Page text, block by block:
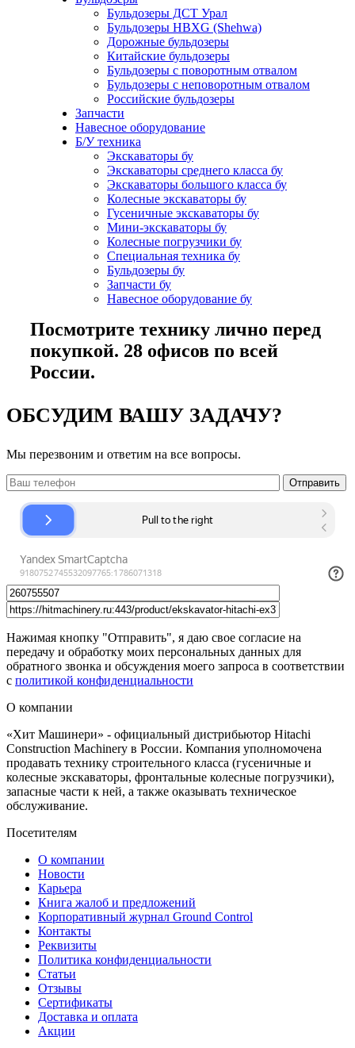
Бульдозеры ДСТ Урал
Бульдозеры HBXG (Shehwa)
Дорожные бульдозеры
Китайские бульдозеры
Бульдозеры с поворотным отвалом
Бульдозеры с неповоротным отвалом
Российские бульдозеры
Запчасти
Навесное оборудование
Б/У техника
Экскаваторы бу
Экскаваторы среднего класса бу
Экскаваторы большого класса бу
Колесные экскаваторы бу
Гусеничные экскаваторы бу
Мини-экскаваторы бу
Колесные погрузчики бу
Специальная техника бу
Бульдозеры бу
Запчасти бу
Навесное оборудование бу
Посмотрите технику лично перед
покупкой. 28 офисов по всей
России.
ОБСУДИМ ВАШУ ЗАДАЧУ?
Мы перезвоним и ответим на все вопросы.
Нажимая кнопку "Отправить", я даю свое согласие на
передачу и обработку моих персональных данных для
обратного звонка и обсуждения моего запроса в соответствии
с политикой конфиденциальности
О компании
«Хит Машинери» - официальный дистрибьютор Hitachi
Construction Machinery в России. Компания уполномочена
продавать технику строительного класса (гусеничные и
колесные экскаваторы, фронтальные колесные погрузчики),
запасные части к ней, а также оказывать техническое
обслуживание.
Посетителям
О компании
Новости
Карьера
Книга жалоб и предложений
Корпоративный журнал Ground Control
Контакты
Реквизиты
Политика конфиденциальности
Статьи
Отзывы
Сертификаты
Доставка и оплата
Акции